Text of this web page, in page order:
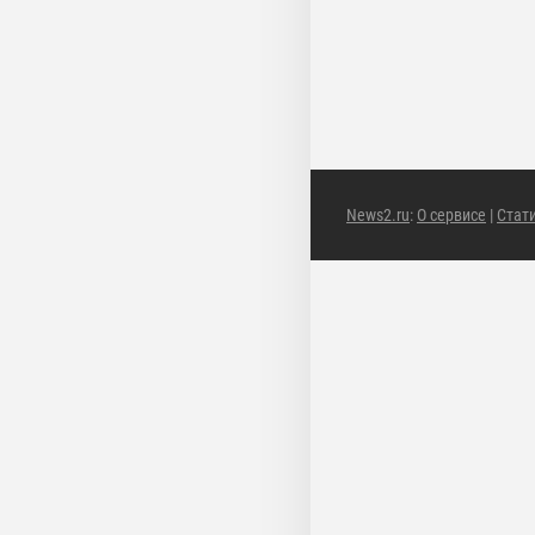
News2.ru: О сервисе |